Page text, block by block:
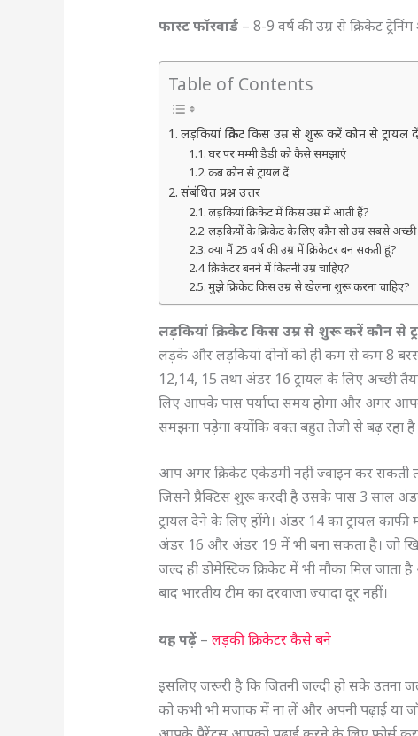
फास्ट फॉरवार्ड– 8-9 वर्ष की उम्र से क्रिकेट
Table of Contents
लड़कियां क्रिकेट किस उम्र से शुरू करें कौन से ट्रायल दें
घर पर मम्मी डैडी को कैसे समझाएं
कब कौन से ट्रायल दें
संबंधित प्रश्न उत्तर
लड़कियां क्रिकेट में किस उम्र में आती हैं?
लड़कियों के क्रिकेट के लिए कौन सी उम्र सबसे अच्छी
क्या मैं 25 वर्ष की उम्र में क्रिकेटर बन सकती हूं?
क्रिकेटर बनने में कितनी उम्र चाहिए?
मुझे क्रिकेट किस उम्र से खेलना शुरू करना चाहिए?
लड़कियां क्रिकेट किस उम्र से शुरू करें कौन से
लड़के और लड़कियां दोनों को ही कम से कम 8 बरस
12,14, 15 तथा अंडर 16 ट्रायल के लिए अच्छी
लिए आपके पास पर्याप्त समय होगा और अगर
समझना पड़ेगा क्योंकि वक्त बहुत तेजी से बढ़ रहा है।
आप अगर क्रिकेट एकेडमी नहीं ज्वाइन कर सकती
जिसने प्रैक्टिस शुरू करदी है उसके पास 3 साल
ट्रायल देने के लिए होंगे। अंडर 14 का ट्रायल
अंडर 16 और अंडर 19 में भी बना सकता है। जो
जल्द ही डोमेस्टिक क्रिकेट में भी मौका मिल
बाद भारतीय टीम का दरवाजा ज्यादा दूर नहीं।
यह पढ़ें– लड़की क्रिकेटर कैसे बने
इसलिए जरूरी है कि जितनी जल्दी हो सके उतना
को कभी भी मजाक में ना लें और अपनी पढ़ाई या